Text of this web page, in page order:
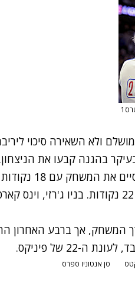
בהגנה קבעו את
המשחק, אך ברבע האחרון
סן אנטוניו ספרס